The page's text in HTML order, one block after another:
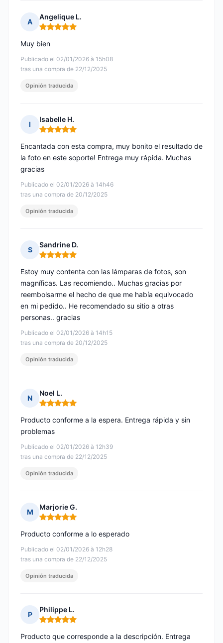
A
Angelique L.
Nota: 5 de 5
Publicado el 02/01/2026 à 15h08
tras una compra de 22/12/2025
Muy bien
Opinión traducida
I
Isabelle H.
Nota: 5 de 5
Publicado el 02/01/2026 à 14h46
tras una compra de 20/12/2025
Encantada con esta compra, muy bonito el resultado de
la foto en este soporte! Entrega muy rápida. Muchas
gracias
Opinión traducida
S
Sandrine D.
Nota: 5 de 5
Publicado el 02/01/2026 à 14h15
tras una compra de 20/12/2025
Estoy muy contenta con las lámparas de fotos, son
magníficas. Las recomiendo.. Muchas gracias por
reembolsarme el hecho de que me había equivocado
en mi pedido.. He recomendado su sitio a otras
personas.. gracias
Opinión traducida
N
Noel L.
Nota: 5 de 5
Publicado el 02/01/2026 à 12h39
tras una compra de 22/12/2025
Producto conforme a la espera. Entrega rápida y sin
problemas
Opinión traducida
M
Marjorie G.
Nota: 5 de 5
Publicado el 02/01/2026 à 12h28
tras una compra de 22/12/2025
Producto conforme a lo esperado
Opinión traducida
P
Philippe L.
Nota: 5 de 5
Producto que corresponde a la descripción. Entrega